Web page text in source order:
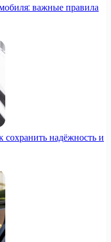
важные правила
надёжность и